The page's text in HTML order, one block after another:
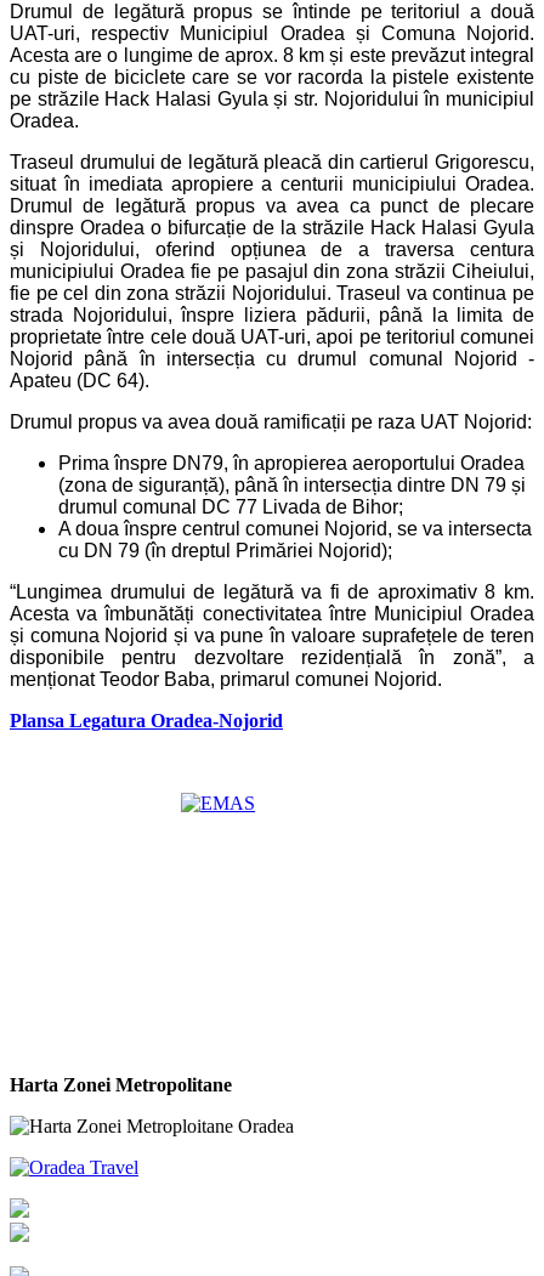
Drumul de legătură propus se întinde pe teritoriul a două
UAT-uri, respectiv Municipiul Oradea și Comuna Nojorid.
Acesta are o lungime de aprox. 8 km și este prevăzut integral
cu piste de biciclete care se vor racorda la pistele existente
pe străzile Hack Halasi Gyula și str. Nojoridului în municipiul
Oradea.
Traseul drumului de legătură pleacă din cartierul Grigorescu,
situat în imediata apropiere a centurii municipiului Oradea.
Drumul de legătură propus va avea ca punct de plecare
dinspre Oradea o bifurcație de la străzile Hack Halasi Gyula
și Nojoridului, oferind opțiunea de a traversa centura
municipiului Oradea fie pe pasajul din zona străzii Ciheiului,
fie pe cel din zona străzii Nojoridului. Traseul va continua pe
strada Nojoridului, înspre liziera pădurii, până la limita de
proprietate între cele două UAT-uri, apoi pe teritoriul comunei
Nojorid până în intersecția cu drumul comunal Nojorid -
Apateu (DC 64).
Drumul propus va avea două ramificații pe raza UAT Nojorid:
Prima înspre DN79, în apropierea aeroportului Oradea
(zona de siguranță), până în intersecția dintre DN 79 și
drumul comunal DC 77 Livada de Bihor;
A doua înspre centrul comunei Nojorid, se va intersecta
cu DN 79 (în dreptul Primăriei Nojorid);
“Lungimea drumului de legătură va fi de aproximativ 8 km.
Acesta va îmbunătăți conectivitatea între Municipiul Oradea
și comuna Nojorid și va pune în valoare suprafețele de teren
disponibile pentru dezvoltare rezidențială în zonă”, a
menționat Teodor Baba, primarul comunei Nojorid.
Plansa Legatura Oradea-Nojorid
Harta Zonei Metropolitane